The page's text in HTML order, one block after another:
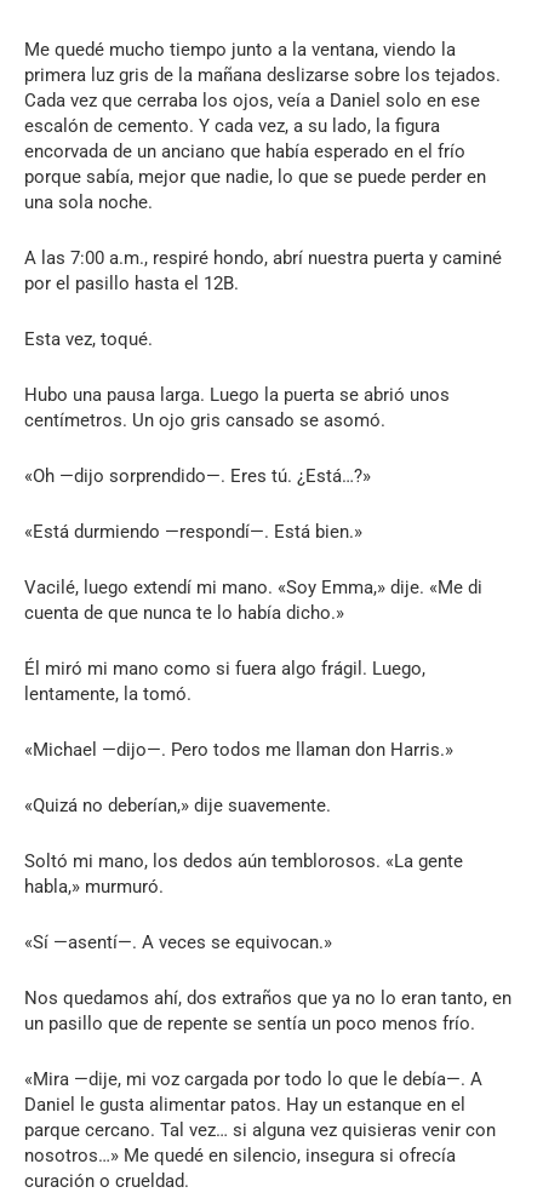
Me quedé mucho tiempo junto a la ventana, viendo la
primera luz gris de la mañana deslizarse sobre los tejados.
Cada vez que cerraba los ojos, veía a Daniel solo en ese
escalón de cemento. Y cada vez, a su lado, la figura
encorvada de un anciano que había esperado en el frío
porque sabía, mejor que nadie, lo que se puede perder en
una sola noche.
A las 7:00 a.m., respiré hondo, abrí nuestra puerta y caminé
por el pasillo hasta el 12B.
Esta vez, toqué.
Hubo una pausa larga. Luego la puerta se abrió unos
centímetros. Un ojo gris cansado se asomó.
«Oh —dijo sorprendido—. Eres tú. ¿Está…?»
«Está durmiendo —respondí—. Está bien.»
Vacilé, luego extendí mi mano. «Soy Emma,» dije. «Me di
cuenta de que nunca te lo había dicho.»
Él miró mi mano como si fuera algo frágil. Luego,
lentamente, la tomó.
«Michael —dijo—. Pero todos me llaman don Harris.»
«Quizá no deberían,» dije suavemente.
Soltó mi mano, los dedos aún temblorosos. «La gente
habla,» murmuró.
«Sí —asentí—. A veces se equivocan.»
Nos quedamos ahí, dos extraños que ya no lo eran tanto, en
un pasillo que de repente se sentía un poco menos frío.
«Mira —dije, mi voz cargada por todo lo que le debía—. A
Daniel le gusta alimentar patos. Hay un estanque en el
parque cercano. Tal vez… si alguna vez quisieras venir con
nosotros…» Me quedé en silencio, insegura si ofrecía
curación o crueldad.